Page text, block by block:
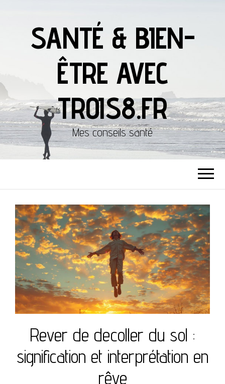
SANTÉ & BIEN-
ÊTRE AVEC
TROIS8.FR
Mes conseils santé
Rever de decoller du sol :
signification et interprétation en
rêve